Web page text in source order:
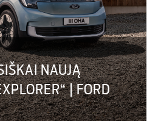
NAUJĄ
| FORD